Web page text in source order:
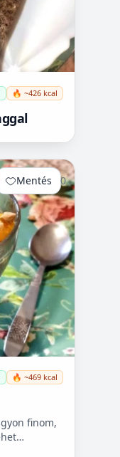
🔥 ~426 kcal
Mentés 0
🔥 ~469 kcal
finom,